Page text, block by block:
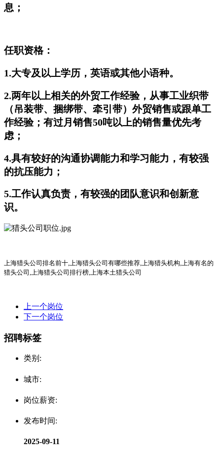
息；
任职资格：
1.大专及以上学历，英语或其他小语种。
2.两年以上相关的外贸工作经验，从事工业织带
（吊装带、捆绑带、牵引带）外贸销售或跟单工
作经验；有过月销售50吨以上的销售量优先考
虑；
4.具有较好的沟通协调能力和学习能力，有较强
的抗压能力；
5.工作认真负责，有较强的团队意识和创新意
识。
上海猎头公司排名前十,上海猎头公司有哪些推荐,上海猎头机构,上海有名的
猎头公司,上海猎头公司排行榜,上海本土猎头公司
上一个岗位
下一个岗位
招聘标签
类别:
城市:
岗位薪资:
发布时间:
2025-09-11